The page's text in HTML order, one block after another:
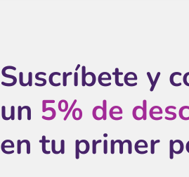
Suscríbete y
un 5% de
en tu primer